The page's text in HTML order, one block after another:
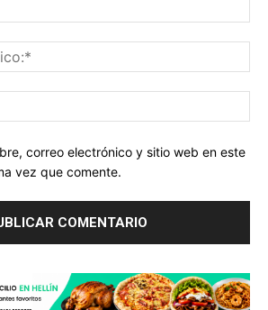
correo electrónico y sitio web en este
vez que comente.